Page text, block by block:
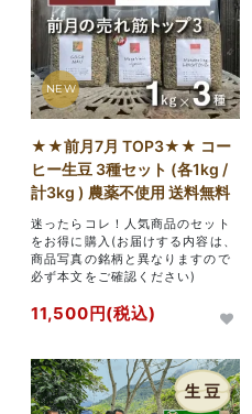
NEW
★★前月7月 TOP3★★ コー
ヒー生豆 3種セット (各1kg /
計3kg ) 農薬不使用 送料無料
迷ったらコレ！人気商品のセット
をお得に購入(お届けする内容は、
商品写真の銘柄と異なりますので
必ず本文をご確認ください)
11,500円(税込)